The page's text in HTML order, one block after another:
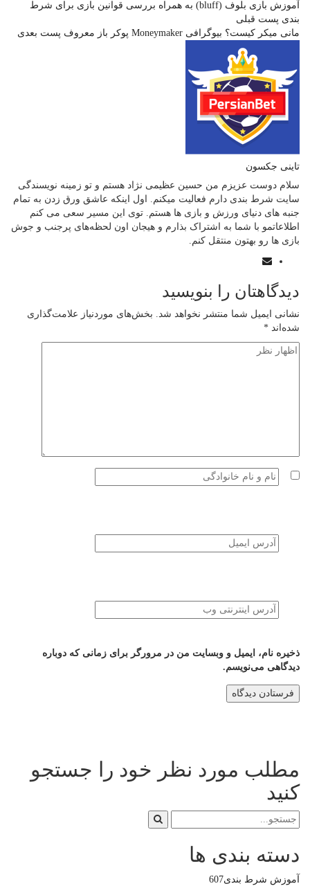
آموزش بازی بلوف (bluff) به همراه بررسی قوانین بازی برای شرط
بندی پست قبلی
مانی میکر کیست؟ بیوگرافی Moneymaker پوکر باز معروف
پست بعدی
تاینی جکسون
سلام دوست عزیزم من حسین عظیمی نژاد هستم و تو زمینه نویسندگی
سایت شرط بندی دارم فعالیت میکنم. اول اینکه عاشق ورق زدن به تمام
جنبه‌ های دنیای ورزش و بازی‌ ها هستم. توی این مسیر سعی می‌ کنم
اطلاعاتمو با شما به اشتراک بذارم و هیجان اون لحظه‌های پرجنب و جوش
بازی‌ ها رو بهتون منتقل کنم.
دیدگاهتان را بنویسید
نشانی ایمیل شما منتشر نخواهد شد. بخش‌های موردنیاز علامت‌گذاری
شده‌اند *
ذخیره نام، ایمیل و وبسایت من در مرورگر برای زمانی که دوباره
دیدگاهی می‌نویسم.
مطلب مورد نظر خود را جستجو
کنید
دسته بندی ها
آموزش شرط بندی607